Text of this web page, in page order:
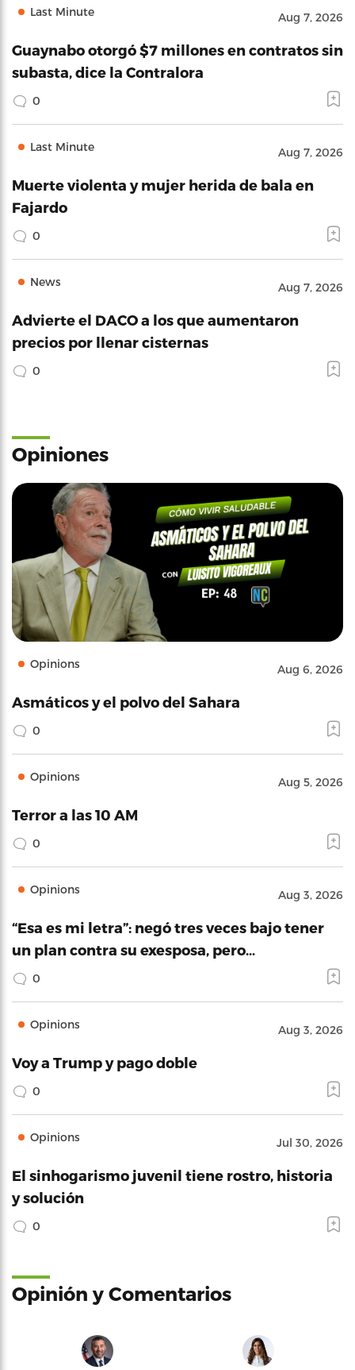
Last Minute Aug 7, 2026
Guaynabo otorgó $7 millones en contratos sin
subasta, dice la Contralora
0
Last Minute Aug 7, 2026
Muerte violenta y mujer herida de bala en
Fajardo
0
News Aug 7, 2026
Advierte el DACO a los que aumentaron
precios por llenar cisternas
0
Opiniones
Opinions Aug 6, 2026
Asmáticos y el polvo del Sahara
0
Opinions Aug 5, 2026
Terror a las 10 AM
0
Opinions Aug 3, 2026
“Esa es mi letra”: negó tres veces bajo tener
un plan contra su exesposa, pero…
0
Opinions Aug 3, 2026
Voy a Trump y pago doble
0
Opinions Jul 30, 2026
El sinhogarismo juvenil tiene rostro, historia
y solución
0
Opinión y Comentarios